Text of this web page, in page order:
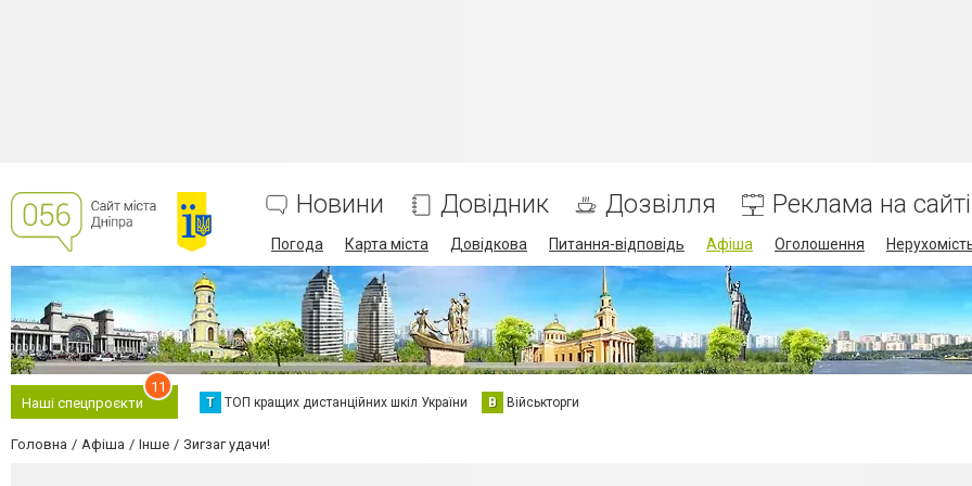
Новини Довідник Дозвілля Реклама на сайті
Погода Карта міста Довідкова Питання-відповідь Афіша Оголошення
Наші спецпроєкти
11
Т ТОП кращих дистанційних шкіл України В Військторги
Головна Афіша Інше Зигзаг удачи!